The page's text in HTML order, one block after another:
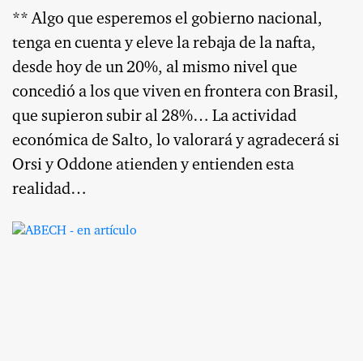
** Algo que esperemos el gobierno nacional,
tenga en cuenta y eleve la rebaja de la nafta,
desde hoy de un 20%, al mismo nivel que
concedió a los que viven en frontera con Brasil,
que supieron subir al 28%… La actividad
económica de Salto, lo valorará y agradecerá si
Orsi y Oddone atienden y entienden esta
realidad…